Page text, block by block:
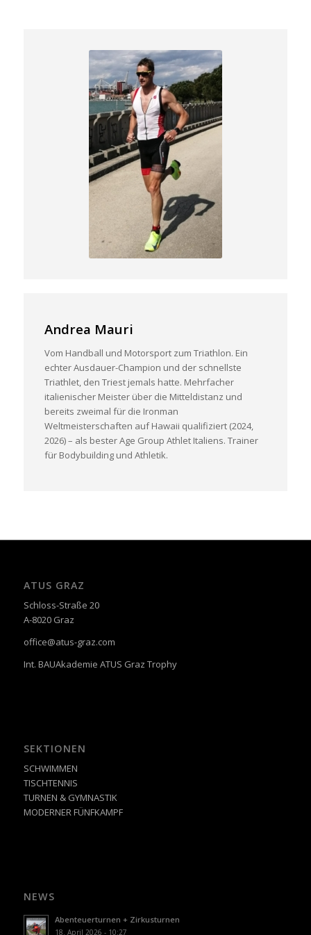
Andrea Mauri
Vom Handball und Motorsport zum Triathlon. Ein
echter Ausdauer-Champion und der schnellste
Triathlet, den Triest jemals hatte. Mehrfacher
italienischer Meister über die Mitteldistanz und
bereits zweimal für die Ironman
Weltmeisterschaften auf Hawaii qualifiziert (2024,
2026) – als bester Age Group Athlet Italiens. Trainer
für Bodybuilding und Athletik.
ATUS GRAZ
Schloss-Straße 20
A-8020 Graz
office@atus-graz.com
Int. BAUAkademie ATUS Graz Trophy
SEKTIONEN
SCHWIMMEN
TISCHTENNIS
TURNEN & GYMNASTIK
MODERNER FÜNFKAMPF
NEWS
Abenteuerturnen + Zirkusturnen
18. April 2026 - 10:27